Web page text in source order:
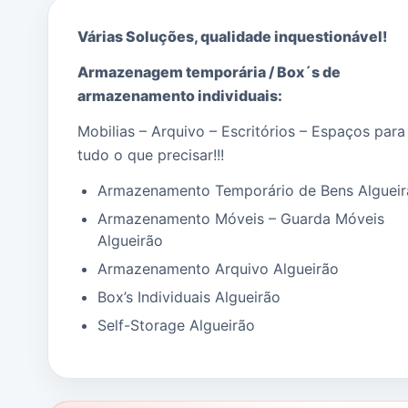
Vantagem suplementarpara quem precisa de
Mudanças de HabitaçãoouMudanças de
pessoas certas!
Para as várias tipologias de serviços e
desafios que nos são exigidos, devido à
nossa vasta experiência, conseguimos aliar
os meios humanos, materiais e técnicos, que
melhor respondem às necessidades
individuais de cada cliente.
SERVIÇOS RELACIONADOS:
Várias Soluções, qualidade inquestionável!
Armazenagem temporária / Box´s de
armazenamento individuais:
Mobilias – Arquivo – Escritórios – Espaços para
tudo o que precisar!!!
Armazenamento Temporário de Bens
Armazenamento Móveis – Guarda Móveis
Algueirão
Armazenamento Arquivo Algueirão
Box’s Individuais Algueirão
Self-Storage Algueirão